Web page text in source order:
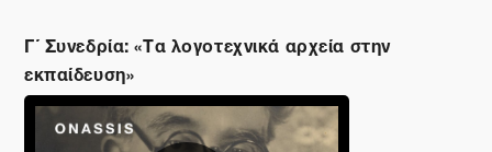
Γ΄ Συνεδρία: «Τα λογοτεχνικά αρχεία στην
εκπαίδευση»